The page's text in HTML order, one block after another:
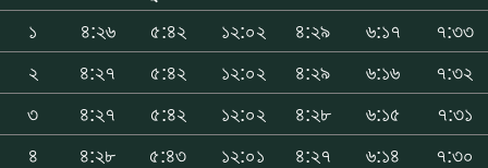
১
৪:২৬ ৫:৪২ ১২:০২ ৪:২৯ ৬:১৭
৭:৩৩
২
৪:২৭ ৫:৪২ ১২:০২ ৪:২৯ ৬:১৬
৭:৩২
৩
৪:২৭ ৫:৪২ ১২:০২ ৪:২৮ ৬:১৫
৭:৩১
৪
৪:২৮ ৫:৪৩ ১২:০১ ৪:২৭ ৬:১৪
৭:৩০